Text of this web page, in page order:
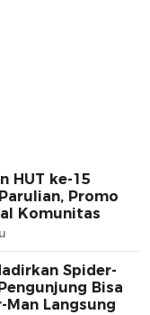
HUT ke-15
Promo
Komunitas
Spider-
Bisa
Man Langsung